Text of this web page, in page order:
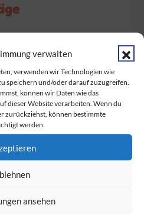
verwalten
verwenden wir Technologien wie
speichern und/oder darauf zuzugreifen.
können wir Daten wie das
dieser Website verarbeiten. Wenn du
zurückziehst, können bestimmte
werden.
ansehen
Ende. Endlich wurden
mit BabyOne den
sind los!